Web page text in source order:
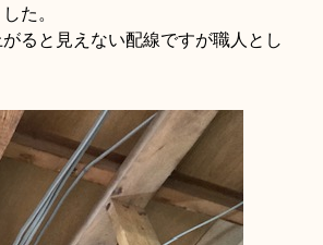
た。
ると見えない配線ですが職人とし